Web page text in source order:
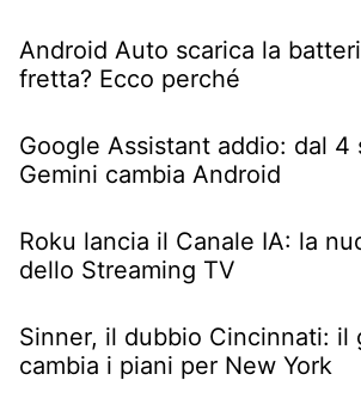
Android Auto scarica la
fretta? Ecco perché
Google Assistant addio: dal 4
Gemini cambia Android
Roku lancia il Canale IA: la
dello Streaming TV
Sinner, il dubbio Cincinnati: il
cambia i piani per New York